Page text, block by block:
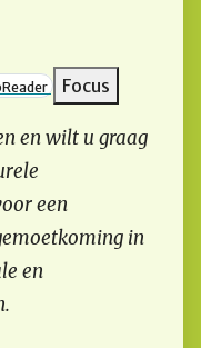
Focus
en wilt u graag
een
in
en